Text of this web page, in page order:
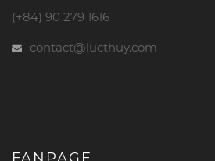
(+84) 90 279 1616
contact@lucthuy.com